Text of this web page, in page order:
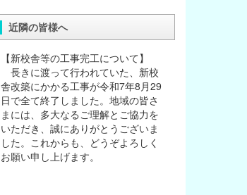
近隣の皆様へ
【新校舎等の工事完工について】
長きに渡って行われていた、新校
舎改築にかかる工事が令和7年8月29
日で全て終了しました。地域の皆さ
まには、多大なるご理解とご協力を
いただき、誠にありがとうございま
した。これからも、どうぞよろしく
お願い申し上げます。